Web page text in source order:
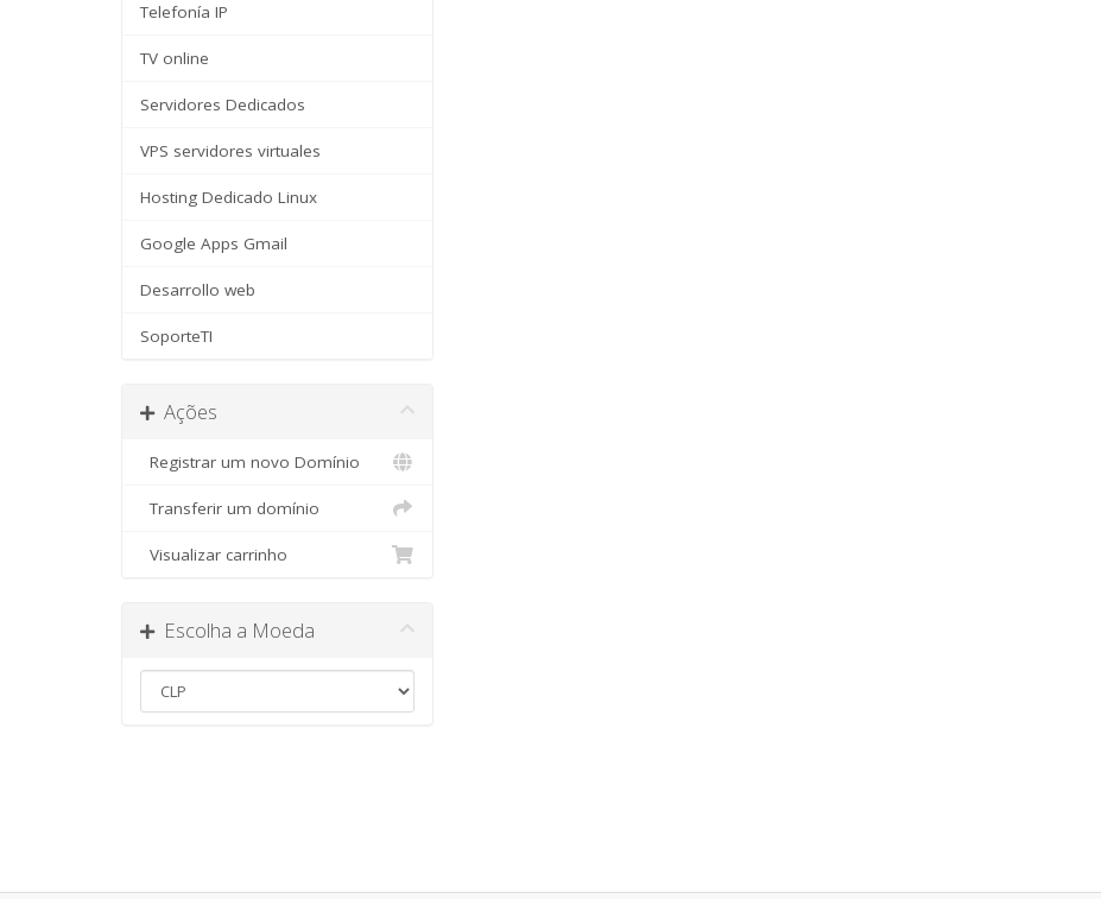
Telefonía IP
TV online
Servidores Dedicados
VPS servidores virtuales
Hosting Dedicado Linux
Google Apps Gmail
Desarrollo web
SoporteTI
Ações
Registrar um novo Domínio
Transferir um domínio
Visualizar carrinho
Escolha a Moeda